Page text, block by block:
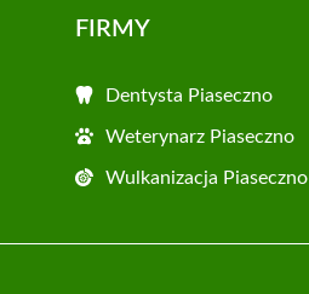
FIRMY
Dentysta Piaseczno
Weterynarz Piaseczno
Wulkanizacja Piaseczno